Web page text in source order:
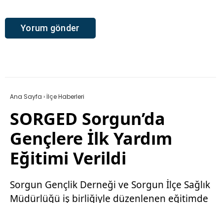
Ana Sayfa › İlçe Haberleri
SORGED Sorgun’da
Gençlere İlk Yardım
Eğitimi Verildi
Sorgun Gençlik Derneği ve Sorgun İlçe Sağlık
Müdürlüğü iş birliğiyle düzenlenen eğitimde